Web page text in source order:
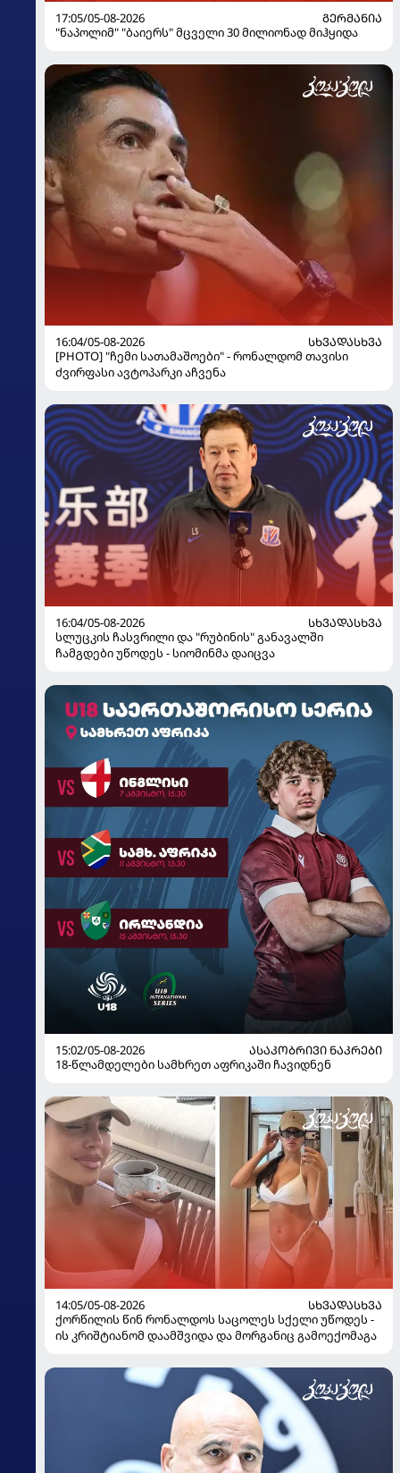
17:05/05-08-2026
ᲒᲔᲠᲛᲐᲜᲘᲐ
"ნაპოლიმ" "ბაიერს" მცველი 30 მილიონად მიჰყიდა
16:04/05-08-2026
ᲡᲮᲕᲐᲓᲐᲡᲮᲕᲐ
[PHOTO] "ჩემი სათამაშოები" - რონალდომ თავისი
ძვირფასი ავტოპარკი აჩვენა
16:04/05-08-2026
ᲡᲮᲕᲐᲓᲐᲡᲮᲕᲐ
სლუცკის ჩასვრილი და "რუბინის" განავალში
ჩამგდები უწოდეს - სიომინმა დაიცვა
15:02/05-08-2026
ᲐᲡᲐᲙᲝᲑᲠᲘᲕᲘ ᲜᲐᲙᲠᲔᲑᲘ
18-წლამდელები სამხრეთ აფრიკაში ჩავიდნენ
14:05/05-08-2026
ᲡᲮᲕᲐᲓᲐᲡᲮᲕᲐ
ქორწილის წინ რონალდოს საცოლეს სქელი უწოდეს -
ის კრიშტიანომ დაამშვიდა და მორგანიც გამოექომაგა